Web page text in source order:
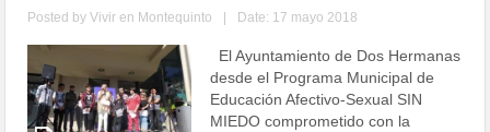
Posted byVivir en Montequinto Date: 17 mayo 2018
El Ayuntamiento de Dos Hermanas
desde el Programa Municipal de
Educación Afectivo-Sexual SIN
MIEDO comprometido con la